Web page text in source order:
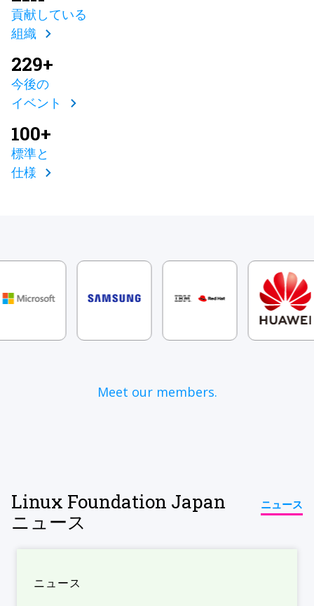
貢献している
組織
229+
今後の
イベント
100+
標準と
仕様
Meet our members.
Linux Foundation Japan
ニュース
ニュース
ニュース